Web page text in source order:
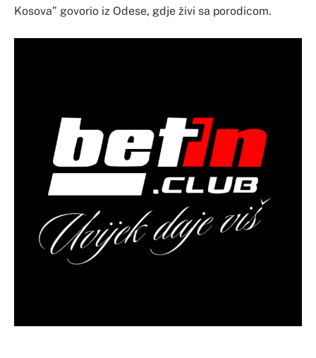
Kosova” govorio iz Odese, gdje živi sa porodicom.